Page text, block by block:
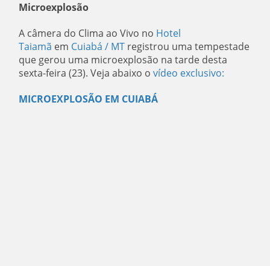
Microexplosão
A câmera do Clima ao Vivo no Hotel
Taiamã em Cuiabá / MT registrou uma tempestade
que gerou uma microexplosão na tarde desta
sexta-feira (23). Veja abaixo o vídeo exclusivo:
MICROEXPLOSÃO EM CUIABÁ